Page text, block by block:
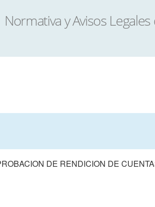
DE RENDICION DE